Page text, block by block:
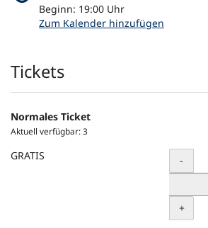
Beginn: 19:00 Uhr
Zum Kalender hinzufügen
Produkte
Tickets
Normales Ticket
Aktuell verfügbar: 3
GRATIS Menge
-
+